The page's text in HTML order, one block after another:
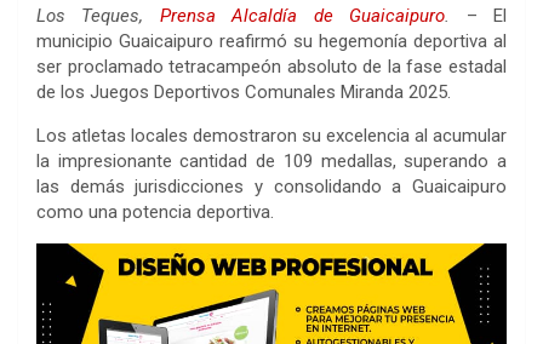
Los Teques, Prensa Alcaldía de Guaicaipuro
– El
municipio Guaicaipuro reafirmó su hegemonía deportiva al
ser proclamado tetracampeón absoluto de la fase estadal
de los Juegos Deportivos Comunales Miranda 2025.
Los atletas locales demostraron su excelencia al acumular
la impresionante cantidad de 109 medallas, superando a
las demás jurisdicciones y consolidando a Guaicaipuro
como una potencia deportiva.